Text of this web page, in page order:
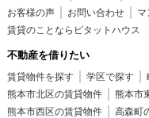
お客様の声
お問い合わせ
マ
賃貸のことならピタットハウス
不動産を借りたい
賃貸物件を探す 学区で探す
熊本市北区の賃貸物件
熊本市
熊本市西区の賃貸物件
高森町